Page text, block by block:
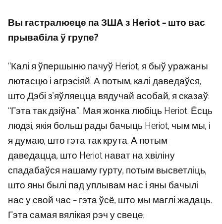
Вы гастралюеце па ЗША з Heriot – што вас
прывабіла ў групе?
“Калі я ўпершыню пачуў Heriot, я быў уражаны
лютасцю і агрэсіяй. А потым, калі даведаўся,
што Дэбі з’яўляецца вядучай асобай, я сказаў:
“Гэта так дзіўна”. Мая жонка любіць Heriot. Ёсць
людзі, якія больш рады бачыць Heriot, чым мы, і
я думаю, што гэта так крута. А потым
даведацца, што Heriot нават на хвіліну
спадабаўся нашаму гурту, потым высветліць,
што яны былі пад уплывам нас і яны бачылі
нас у свой час – гэта ўсё, што мы маглі жадаць.
Гэта самая вялікая рэч у свеце;